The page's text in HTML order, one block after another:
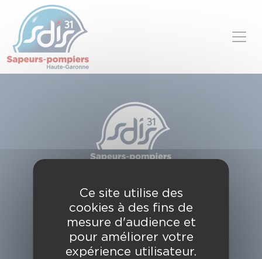
49, chemin de l'Armurié
C.S. 80123
31772 COLOMIERS CEDEX
Contactez-nous
Panneau de gestion des cookies
Ce site utilise des
cookies à des fins de
mesure d'audience et
pour améliorer votre
expérience utilisateur.